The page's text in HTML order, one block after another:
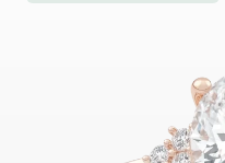
Salon Auroria Arkadia